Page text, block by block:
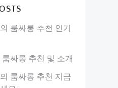
룸싸롱 추천 인기
싸롱 추천 및 소개
룸싸롱 추천 지금